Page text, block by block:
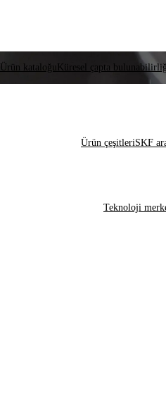
Ürün kataloğu Küresel çapta
Ürün çeşitleriSKF
Teknoloji